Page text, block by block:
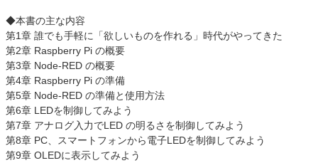
◆本書の主な内容
第1章 誰でも手軽に「欲しいものを作れる」時代がやってきた
第2章 Raspberry Pi の概要
第3章 Node-RED の概要
第4章 Raspberry Pi の準備
第5章 Node-RED の準備と使用方法
第6章 LEDを制御してみよう
第7章 アナログ入力でLED の明るさを制御してみよう
第8章 PC、スマートフォンから電子LEDを制御してみよう
第9章 OLEDに表示してみよう